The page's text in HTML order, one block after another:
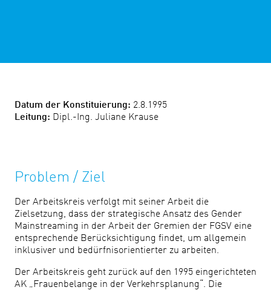
Datum der Konstituierung: 2.8.1995
Leitung: Dipl.-Ing. Juliane Krause
Problem / Ziel
Der Arbeitskreis verfolgt mit seiner Arbeit die
Zielsetzung, dass der strategische Ansatz des Gender
Mainstreaming in der Arbeit der Gremien der FGSV eine
entsprechende Berücksichtigung findet, um allgemein
inklusiver und bedürfnisorientierter zu arbeiten.
Der Arbeitskreis geht zurück auf den 1995 eingerichteten
AK „Frauenbelange in der Verkehrsplanung“. Die